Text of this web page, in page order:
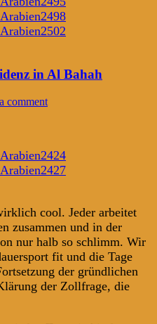
in Al Bahah
comment
cool. Jeder arbeitet
zusammen und in der
nur halb so schlimm. Wir
fit und die Tage
der gründlichen
der Zollfrage, die